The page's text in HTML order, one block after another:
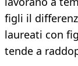
figli il
laureati con
tende a